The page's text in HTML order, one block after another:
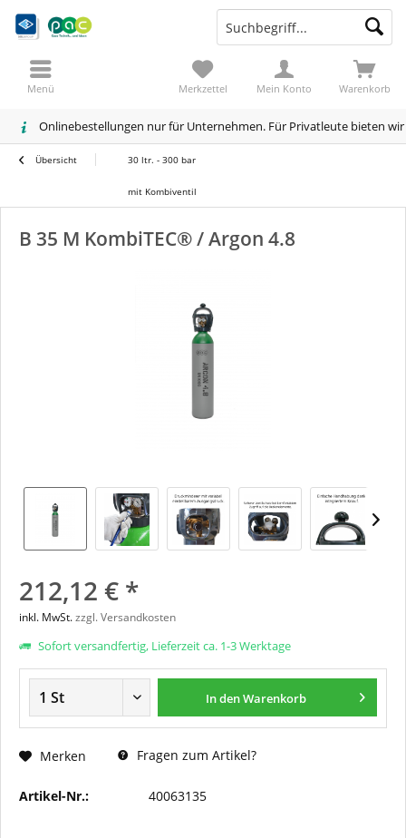
Onlinebestellungen nur für Unternehmen. Für Privatleute bieten
Warenkorb
Merkzettel Mein Konto
Menü
Übersicht 30 ltr. - 300 bar
mit Kombiventil
B 35 M KombiTEC® / Argon 4.8
212,12 € *
inkl. MwSt.zzgl. Versandkosten
Sofort versandfertig, Lieferzeit ca. 1-3 Werktage
In denWarenkorb
Merken Fragen zum Artikel?
Artikel-Nr.: 40063135